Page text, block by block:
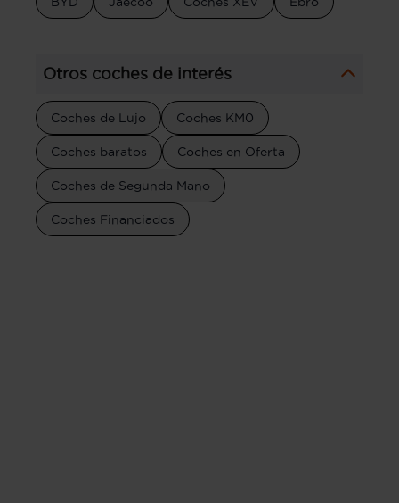
Otros coches de interés
Coches de Lujo Coches KM0
Coches baratos Coches en Oferta
Coches de Segunda Mano
Coches Financiados